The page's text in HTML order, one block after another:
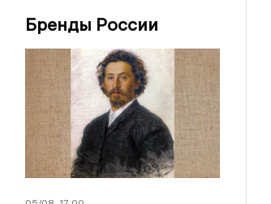
Бренды России